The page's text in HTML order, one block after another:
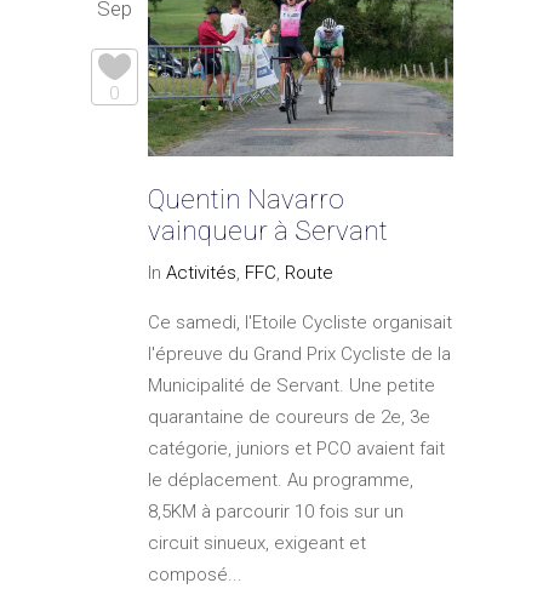
Sep
0
Quentin Navarro
vainqueur à Servant
In Activités, FFC, Route
Ce samedi, l'Etoile Cycliste organisait
l'épreuve du Grand Prix Cycliste de la
Municipalité de Servant. Une petite
quarantaine de coureurs de 2e, 3e
catégorie, juniors et PCO avaient fait
le déplacement. Au programme,
8,5KM à parcourir 10 fois sur un
circuit sinueux, exigeant et
composé...